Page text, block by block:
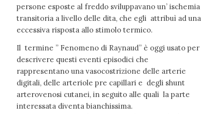
persone esposte al freddo sviluppavano un’ ischemia
transitoria a livello delle dita, che egli attribuì ad una
eccessiva risposta allo stimolo termico.
Il termine ” Fenomeno di Raynaud” è oggi usato per
descrivere questi eventi episodici che
rappresentano una vasocostrizione delle arterie
digitali, delle arteriole pre capillari e degli shunt
arterovenosi cutanei, in seguito alle quali la parte
interessata diventa bianchissima.